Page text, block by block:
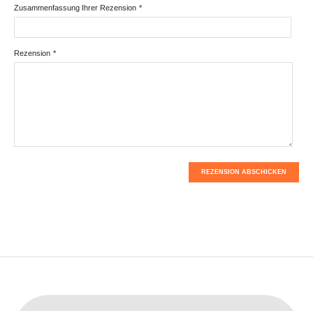
*
Zusammenfassung Ihrer Rezension
*
Rezension
REZENSION ABSCHICKEN